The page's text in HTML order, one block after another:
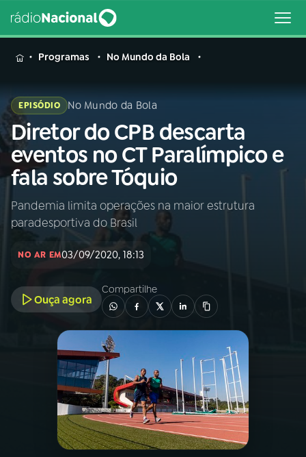
MENU
Buscar
na
Rádio
Nacional
Buscar
AO VIVO
INÍCIO
A RÁDIO
PROGRAMAÇÃO
PROGRAMAS
PODCASTS
Programas No Mundo da Bola
EPISÓDIO No Mundo da Bola
Diretor do CPB descarta
eventos no CT Paralímpico e
fala sobre Tóquio
Pandemia limita operações na maior estrutura
paradesportiva do Brasil
NO AR EM03/09/2020, 18:13
Ouça agora
Compartilhe